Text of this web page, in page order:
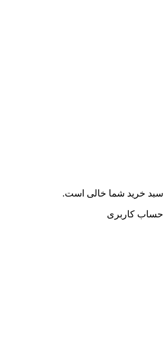
سبد خرید شما خالی است.
حساب کاربری